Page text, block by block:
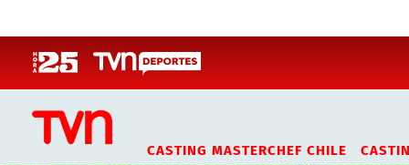
CASTING MASTERCHEF CHILE